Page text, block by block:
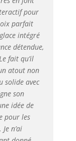
le
de
du
LED
7
de
livré
pour
parfait
intégré
détendue,
fait qu’il
atout non
solide avec
son
idée de
pour les
n’ai